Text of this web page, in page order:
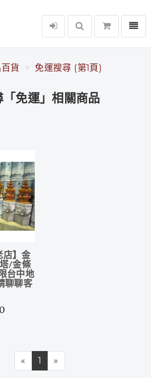
貨
選單
貨 免運搜尋 (第1頁)
「免運」相關商品
店】金
/金條
台中地
聊聊客
« 1 »